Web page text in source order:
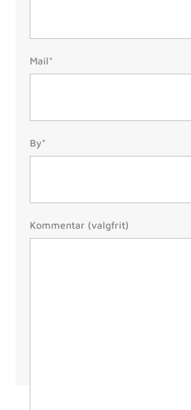
Mail:
(Påkrævet)
Mail*
By/Postnr.
By*
Besked
Kommentar (valgfrit)